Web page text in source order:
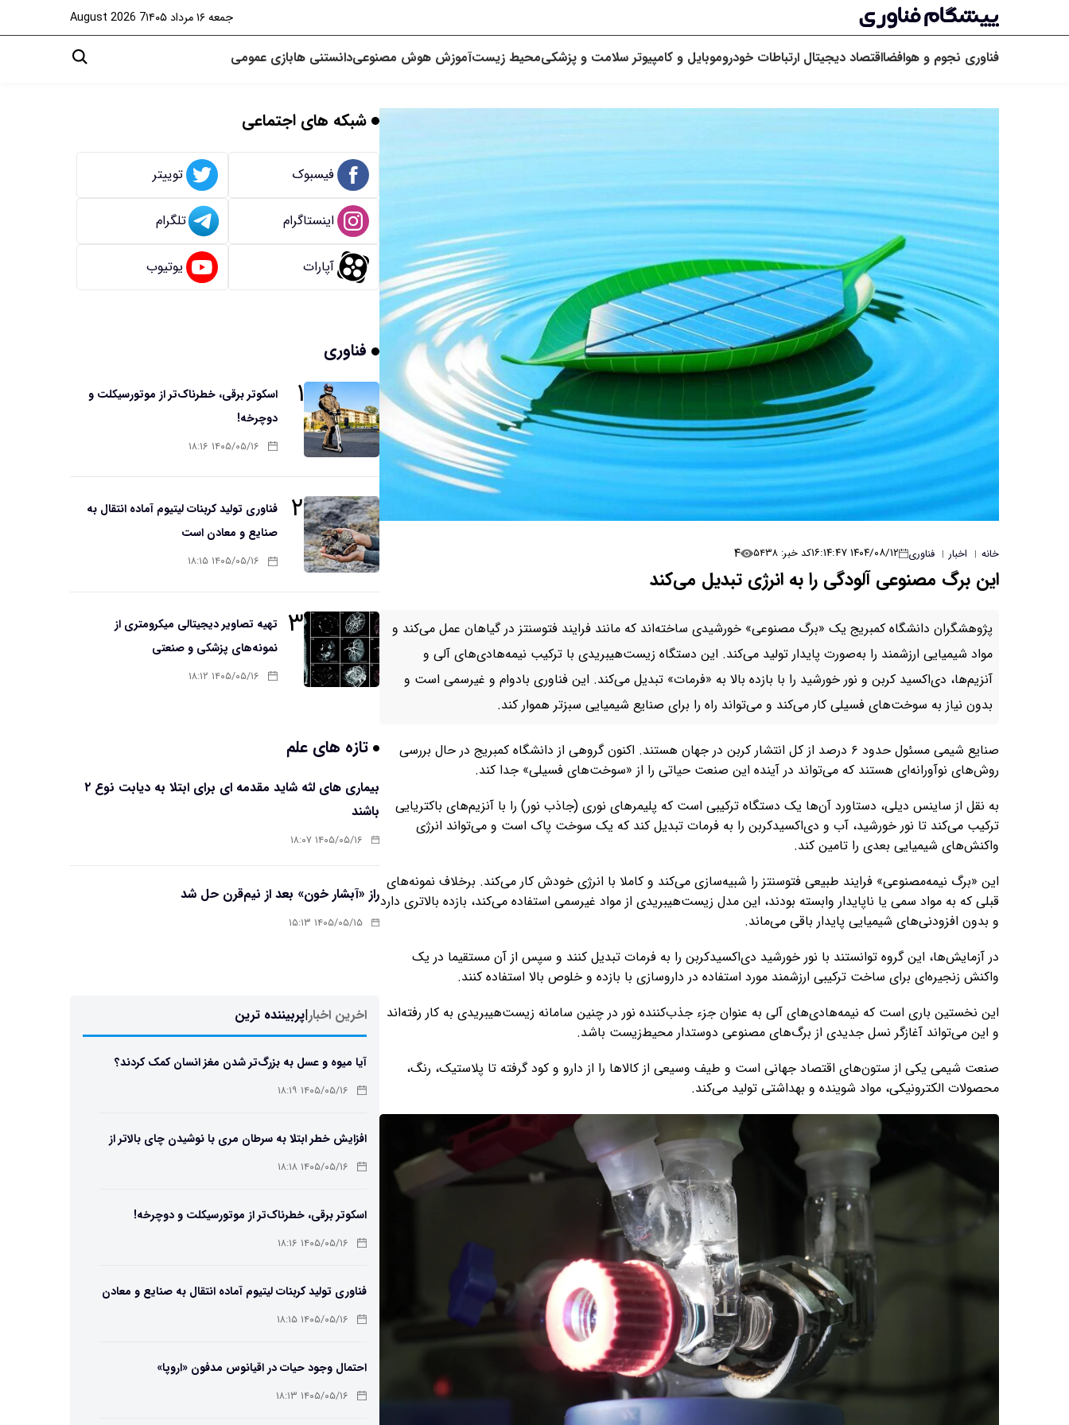
جمعه ۱۶ مرداد ۱۴۰۵ 7 August 2026
فناوری نجوم و هوافضااقتصاد دیجیتال ارتباطات خودروموبایل و کامپیوتر سلامت و پزشکیمحیط زیستآموزش هوش مصنوعیدانستنی هابازی عمومی
خانه | اخبار | فناوری ۱۴۰۴/۰۸/۱۲ ۱۶:۱۴:۴۷ کد خبر: ۵۴۳۸ ۴
این برگ مصنوعی آلودگی را به انرژی تبدیل می‌کند
پژوهشگران دانشگاه کمبریج یک «برگ مصنوعی» خورشیدی ساخته‌اند که مانند فرایند فتوسنتز در گیاهان عمل می‌کند و
مواد شیمیایی ارزشمند را به‌صورت پایدار تولید می‌کند. این دستگاه زیست‌هیبریدی با ترکیب نیمه‌هادی‌های آلی و
آنزیم‌ها، دی‌اکسید کربن و نور خورشید را با بازده بالا به «فرمات» تبدیل می‌کند. این فناوری بادوام و غیرسمی است و
بدون نیاز به سوخت‌های فسیلی کار می‌کند و می‌تواند راه را برای صنایع شیمیایی سبزتر هموار کند.
صنایع شیمی مسئول حدود ۶ درصد از کل انتشار کربن در جهان هستند. اکنون گروهی از دانشگاه کمبریج در حال بررسی
روش‌های نوآورانه‌ای هستند که می‌تواند در آینده این صنعت حیاتی را از «سوخت‌های فسیلی» جدا کند.
به نقل از ساینس دیلی، دستاورد آن‌ها یک دستگاه ترکیبی است که پلیمرهای نوری (جاذب نور) را با آنزیم‌های باکتریایی
ترکیب می‌کند تا نور خورشید، آب و دی‌اکسیدکربن را به فرمات تبدیل کند که یک سوخت پاک است و می‌تواند انرژی
واکنش‌های شیمیایی بعدی را تامین کند.
این «برگ نیمه‌مصنوعی» فرایند طبیعی فتوسنتز را شبیه‌سازی می‌کند و کاملا با انرژی خودش کار می‌کند. برخلاف نمونه‌های
قبلی که به مواد سمی یا ناپایدار وابسته بودند، این مدل زیست‌هیبریدی از مواد غیرسمی استفاده می‌کند، بازده بالاتری دارد
و بدون افزودنی‌های شیمیایی پایدار باقی می‌ماند.
در آزمایش‌ها، این گروه توانستند با نور خورشید دی‌اکسیدکربن را به فرمات تبدیل کنند و سپس از آن مستقیما در یک
واکنش زنجیره‌ای برای ساخت ترکیبی ارزشمند مورد استفاده در داروسازی با بازده و خلوص بالا استفاده کنند.
این نخستین باری است که نیمه‌هادی‌های آلی به عنوان جزء جذب‌کننده نور در چنین سامانه زیست‌هیبریدی به کار رفته‌اند
و این می‌تواند آغازگر نسل جدیدی از برگ‌های مصنوعی دوستدار محیط‌زیست باشد.
صنعت شیمی یکی از ستون‌های اقتصاد جهانی است و طیف وسیعی از کالاها را از دارو و کود گرفته تا پلاستیک، رنگ،
محصولات الکترونیکی، مواد شوینده و بهداشتی تولید می‌کند.
شبکه های اجتماعی
فیسبوک توییتر
اینستاگرام تلگرام
آپارات یوتیوب
فناوری
۱
اسکوتر برقی، خطرناک‌تر از موتورسیکلت و
دوچرخه!
۱۴۰۵/۰۵/۱۶ ۱۸:۱۶
۲
فناوری تولید کربنات لیتیوم آماده انتقال به
صنایع و معادن است
۱۴۰۵/۰۵/۱۶ ۱۸:۱۵
۳
تهیه تصاویر دیجیتالی میکرومتری از
نمونه‌های پزشکی و صنعتی
۱۴۰۵/۰۵/۱۶ ۱۸:۱۲
تازه های علم
بیماری های لثه شاید مقدمه ای برای ابتلا به دیابت نوع ۲
باشند
۱۴۰۵/۰۵/۱۶ ۱۸:۰۷
راز «آبشار خون» بعد از نیم‌قرن حل شد
۱۴۰۵/۰۵/۱۵ ۱۵:۱۳
اخرین اخبار|پربیننده ترین
آیا میوه و عسل به بزرگ‌تر شدن مغز انسان کمک کردند؟
۱۴۰۵/۰۵/۱۶ ۱۸:۱۹
افزایش خطر ابتلا به سرطان مری با نوشیدن چای بالاتر از
دمای ۶۵ درجه۱۴۰۵/۰۵/۱۶ ۱۸:۱۸
اسکوتر برقی، خطرناک‌تر از موتورسیکلت و دوچرخه!
۱۴۰۵/۰۵/۱۶ ۱۸:۱۶
فناوری تولید کربنات لیتیوم آماده انتقال به صنایع و معادن
است۱۴۰۵/۰۵/۱۶ ۱۸:۱۵
احتمال وجود حیات در اقیانوس مدفون «اروپا»
۱۴۰۵/۰۵/۱۶ ۱۸:۱۳